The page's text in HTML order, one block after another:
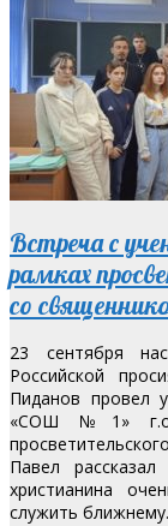
Встреча с
рамках
со
23 сентября
Российской
Пиданов провел
«СОШ №1» г.о.
Павел
христианина
служить ближнему.